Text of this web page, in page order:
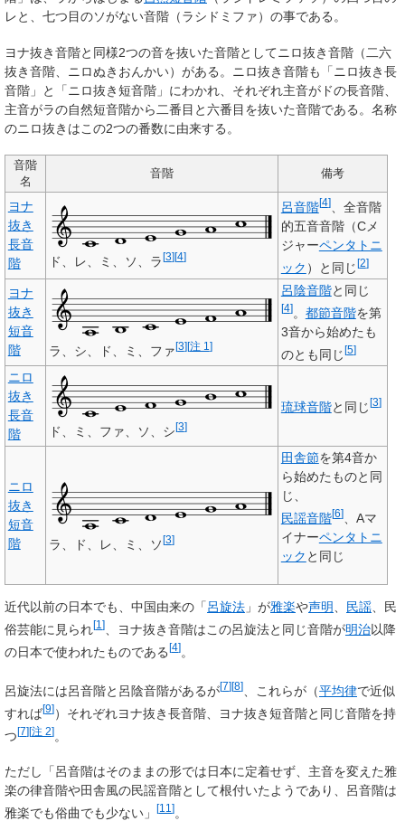
レと、七つ目のソがない音階（ラシドミファ）の事である。
ヨナ抜き音階と同様2つの音を抜いた音階としてニロ抜き音階 （二六
抜き音階、ニロぬきおんかい）がある。ニロ抜き音階も「ニロ抜き長
音階」と「ニロ抜き短音階」にわかれ、それぞれ主音がドの長音階、
主音がラの自然短音階から二番目と六番目を抜いた音階である。名称
のニロ抜きはこの2つの番数に由来する。
音階
名
音階 備考
ヨナ
抜き
長音
階
ド、レ、ミ、ソ、ラ [3][4]
呂音階[4]、全音階
的五音音階（Cメ
ジャーペンタトニ
ック ）と同じ[2]
ヨナ
抜き
短音
階
ラ、シ、ド、ミ、ファ[3][注 1 ]
呂陰音階と同じ
[4]。 都節音階を第
3音から始めたも
のとも同じ[5]
ニロ
抜き
長音
階
ド、ミ、ファ、ソ、シ[3]
琉球音階と同じ [3]
ニロ
抜き
短音
階
ラ、ド、レ、ミ、ソ [3]
田舎節を第4音か
ら始めたものと同
じ、
民謡音階[6]、Aマ
イナーペンタトニ
ック と同じ
近代以前の日本でも、中国由来の「呂旋法 」が雅楽や声明、 民謡、民
俗芸能に見られ[1 ] 、ヨナ抜き音階はこの呂旋法と同じ音階が明治以降
の日本で使われたものである[4]。
呂旋法には呂音階と呂陰音階があるが[7][8] 、これらが（平均律で近似
すれば[9]）それぞれヨナ抜き長音階、ヨナ抜き短音階と同じ音階を持
つ[7][注 2]。
ただし「呂音階はそのままの形では日本に定着せず、主音を変えた雅
楽の律音階や田舎風の民謡音階として根付いたようであり、呂音階は
雅楽でも俗曲でも少ない」
[11 ]。